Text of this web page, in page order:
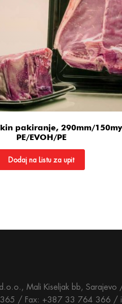
pakiranje, 290mm/
PE/EVOH/PE
Dodaj na Listu za upit
Mali Kiseljak bb, Sarajevo
/ Fax: +387 33 764 366 /